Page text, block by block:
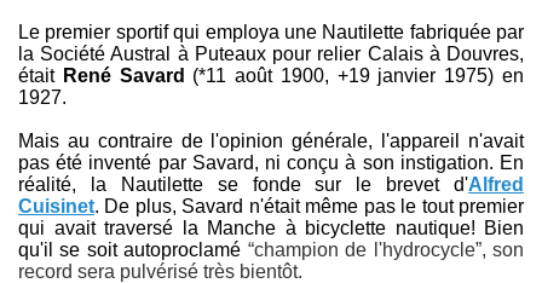
Le premier sportif qui employa une Nautilette fabriquée par
la Société Austral à Puteaux pour relier Calais à Douvres,
était René Savard (*11 août 1900, +19 janvier 1975) en
1927.
Mais au contraire de l'opinion générale, l'appareil n'avait
pas été inventé par Savard, ni conçu à son instigation. En
réalité, la Nautilette se fonde sur le brevet d'Alfred
Cuisinet. De plus, Savard n'était même pas le tout premier
qui avait traversé la Manche à bicyclette nautique! Bien
qu'il se soit autoproclamé “champion de l'hydrocycle”, son
record sera pulvérisé très bientôt.